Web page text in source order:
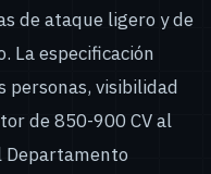
de ataque ligero y de
La especificación
visibilidad
de 850-900 CV al
Departamento